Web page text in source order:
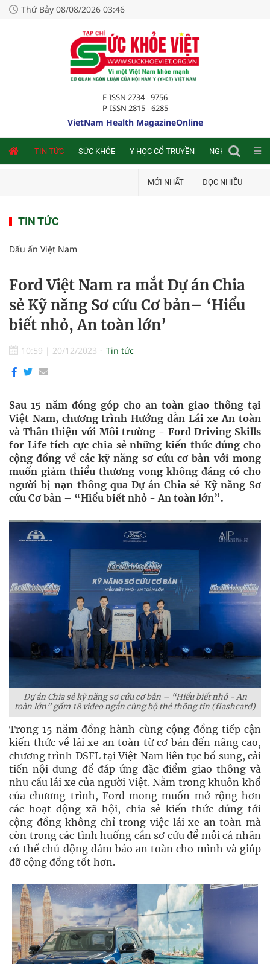
Thứ Bảy 08/08/2026 03:46
E-ISSN 2734 - 9756
P-ISSN 2815 - 6285
VietNam Health MagazineOnline
TIN TỨC SỨC KHỎE Y HỌC CỔ TRUYỀN NGHIÊN CỨU
MỚI NHẤT ĐỌC NHIỀU
TIN TỨC
Dấu ấn Việt Nam
Ford Việt Nam ra mắt Dự án Chia
sẻ Kỹ năng Sơ cứu Cơ bản– ‘Hiểu
biết nhỏ, An toàn lớn’
10:59 | 20/12/2023 Tin tức
Sau 15 năm đóng góp cho an toàn giao thông tại
Việt Nam, chương trình Hướng dẫn Lái xe An toàn
và Thân thiện với Môi trường - Ford Driving Skills
for Life tích cực chia sẻ những kiến thức đúng cho
cộng đồng về các kỹ năng sơ cứu cơ bản với mong
muốn giảm thiểu thương vong không đáng có cho
người bị nạn thông qua Dự án Chia sẻ Kỹ năng Sơ
cứu Cơ bản – “Hiểu biết nhỏ - An toàn lớn”.
Dự án Chia sẻ kỹ năng sơ cứu cơ bản – “Hiểu biết nhỏ - An
toàn lớn” gồm 18 video ngắn cùng bộ thẻ thông tin (flashcard)
Trong 15 năm đồng hành cùng cộng đồng tiếp cận
kiến thức về lái xe an toàn từ cơ bản đến nâng cao,
chương trình DSFL tại Việt Nam liên tục bổ sung, cải
tiến nội dung để đáp ứng đặc điểm giao thông và
nhu cầu lái xe của người Việt. Nằm trong khuôn khổ
của chương trình, Ford mong muốn mở rộng hơn
các hoạt động xã hội, chia sẻ kiến thức đúng tới
cộng đồng không chỉ trong việc lái xe an toàn mà
còn trong các tình huống cần sơ cứu để mỗi cá nhân
có thể chủ động đảm bảo an toàn cho mình và giúp
đỡ cộng đồng tốt hơn.